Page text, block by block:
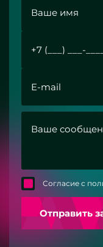
Согласие с
Отправить